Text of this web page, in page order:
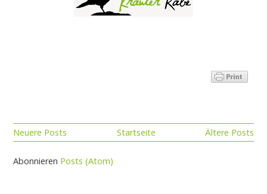
Neuere Posts Ältere Posts
Startseite
Abonnieren Posts (Atom)